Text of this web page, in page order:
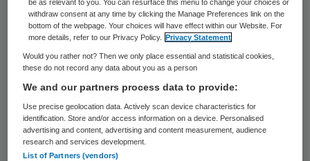
HetExpertisecentrum Ernstige Astma
werd in 2013 geopend. Patiënten doorlopen
bloed- en sputumonderzoek, en onderzoek
naar het type astma. Vervolgens wordt de
patiënt besproken in een multidisciplinair
team met onder andere longartsen,
fysiotherapeuten, klinisch psychologen en
be as relevant to you. You can resurface this menu to change your choices or
withdraw consent at any time by clicking the Manage Preferences link on the
bottom of the webpage. Your choices will have effect within our Website. For
more details, refer to our Privacy Policy.
Privacy Statement
Would you rather not? Then we only place essential and statistical cookies,
these do not record any data about you as a person
We and our partners process data to provide:
Use precise geolocation data. Actively scan device characteristics for
identification. Store and/or access information on a device. Personalised
advertising and content, advertising and content measurement, audience
research and services development.
List of Partners (vendors)